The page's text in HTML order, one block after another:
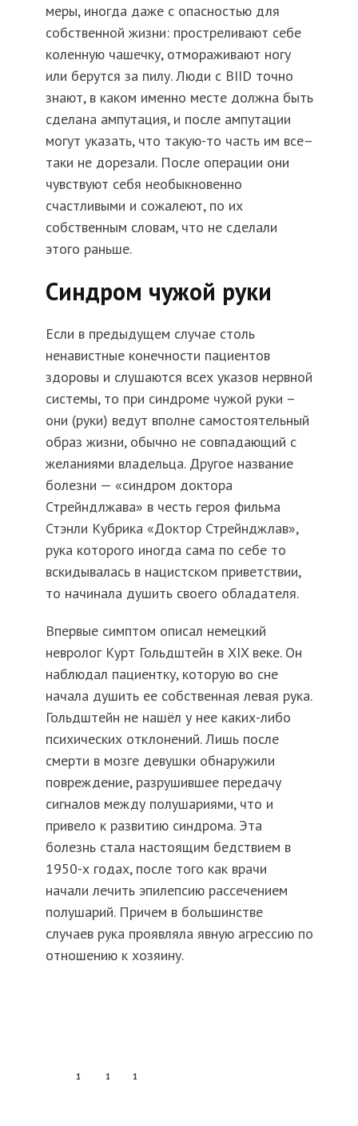
меры, иногда даже с опасностью для
собственной жизни: простреливают себе
коленную чашечку, отмораживают ногу
или берутся за пилу. Люди с BIID точно
знают, в каком именно месте должна быть
сделана ампутация, и после ампутации
могут указать, что такую-то часть им все–
таки не дорезали. После операции они
чувствуют себя необыкновенно
счастливыми и сожалеют, по их
собственным словам, что не сделали
этого раньше.
Синдром чужой руки
Если в предыдущем случае столь
ненавистные конечности пациентов
здоровы и слушаются всех указов нервной
системы, то при синдроме чужой руки –
они (руки) ведут вполне самостоятельный
образ жизни, обычно не совпадающий с
желаниями владельца. Другое название
болезни — «синдром доктора
Стрейндлжава» в честь героя фильма
Стэнли Кубрика «Доктор Стрейнджлав»,
рука которого иногда сама по себе то
вскидывалась в нацистском приветствии,
то начинала душить своего обладателя.
Впервые симптом описал немецкий
невролог Курт Гольдштейн в XIX веке. Он
наблюдал пациентку, которую во сне
начала душить ее собственная левая рука.
Гольдштейн не нашёл у нее каких-либо
психических отклонений. Лишь после
смерти в мозге девушки обнаружили
повреждение, разрушившее передачу
сигналов между полушариями, что и
привело к развитию синдрома. Эта
болезнь стала настоящим бедствием в
1950-х годах, после того как врачи
начали лечить эпилепсию рассечением
полушарий. Причем в большинстве
случаев рука проявляла явную агрессию по
отношению к хозяину.
1 1 1